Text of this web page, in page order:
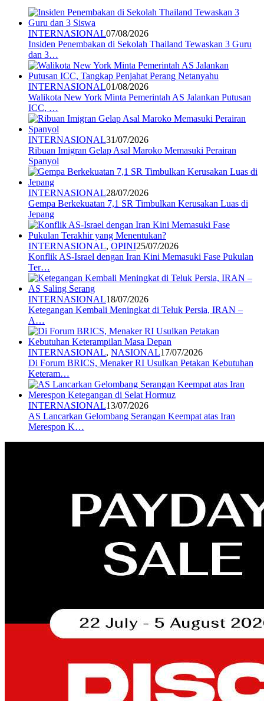
INTERNASIONAL07/08/2026
Insiden Penembakan di Sekolah Thailand Tewaskan 3 Guru
dan 3…
INTERNASIONAL01/08/2026
Walikota New York Minta Pemerintah AS Jalankan Putusan
ICC, …
INTERNASIONAL31/07/2026
Ribuan Imigran Gelap Asal Maroko Memasuki Perairan
Spanyol
INTERNASIONAL28/07/2026
Gempa Berkekuatan 7,1 SR Timbulkan Kerusakan Luas di
Jepang
INTERNASIONAL, OPINI25/07/2026
Konflik AS-Israel dengan Iran Kini Memasuki Fase Pukulan
Ter…
INTERNASIONAL18/07/2026
Ketegangan Kembali Meningkat di Teluk Persia, IRAN –
A…
INTERNASIONAL, NASIONAL17/07/2026
Di Forum BRICS, Menaker RI Usulkan Petakan Kebutuhan
Keteram…
INTERNASIONAL13/07/2026
AS Lancarkan Gelombang Serangan Keempat atas Iran
Merespon K…